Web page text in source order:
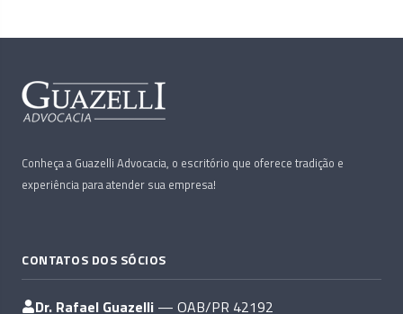
Conheça a Guazelli Advocacia, o escritório que oferece tradição e
experiência para atender sua empresa!
CONTATOS DOS SÓCIOS
Dr. Rafael Guazelli — OAB/PR 42192